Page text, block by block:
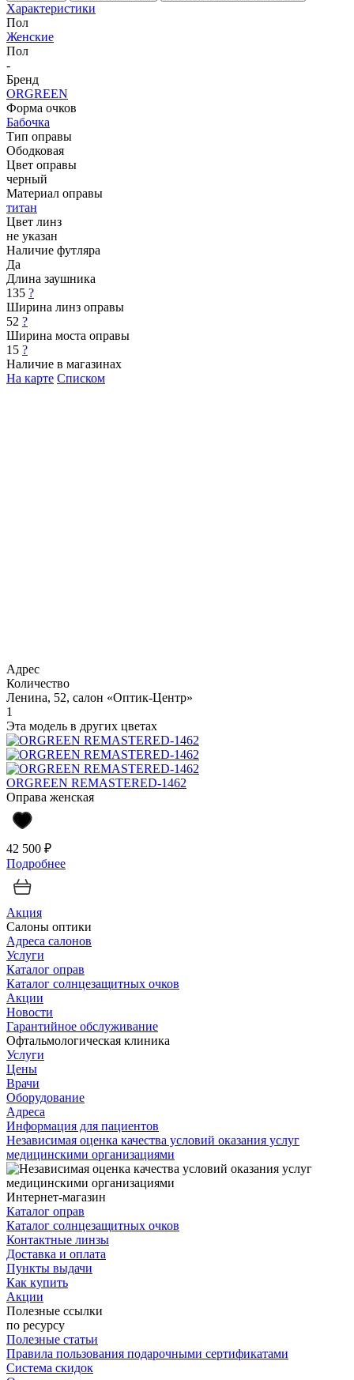
Характеристики
Пол
Женские
Пол
-
Бренд
ORGREEN
Форма очков
Бабочка
Тип оправы
Ободковая
Цвет оправы
черный
Материал оправы
титан
Цвет линз
не указан
Наличие футляра
Да
Длина заушника
135 ?
Ширина линз оправы
52 ?
Ширина моста оправы
15 ?
Наличие в магазинах
На карте Списком
Адрес
Количество
Ленина, 52, салон «Оптик-Центр»
1
Эта модель в других цветах
ORGREEN REMASTERED-1462
Оправа женская
42 500 ₽
Подробнее
Акция
Салоны оптики
Адреса салонов
Услуги
Каталог оправ
Каталог солнцезащитных очков
Акции
Новости
Гарантийное обслуживание
Офтальмологическая клиника
Услуги
Цены
Врачи
Оборудование
Адреса
Информация для пациентов
Независимая оценка качества условий оказания услуг
медицинскими организациями
Интернет-магазин
Каталог оправ
Каталог солнцезащитных очков
Контактные линзы
Доставка и оплата
Пункты выдачи
Как купить
Акции
Полезные ссылки
по ресурсу
Полезные статьи
Правила пользования подарочными сертификатами
Система скидок